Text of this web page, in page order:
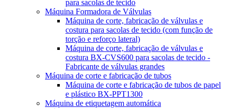
para sacolas de tecido
Máquina Formadora de Válvulas
Máquina de corte, fabricação de válvulas e
costura para sacolas de tecido (com função de
torção e reforço lateral)
Máquina de corte, fabricação de válvulas e
costura BX-CVS600 para sacolas de tecido -
Fabricante de válvulas grandes
Máquina de corte e fabricação de tubos
Máquina de corte e fabricação de tubos de papel
e plástico BX-PPT1300
Máquina de etiquetagem automática